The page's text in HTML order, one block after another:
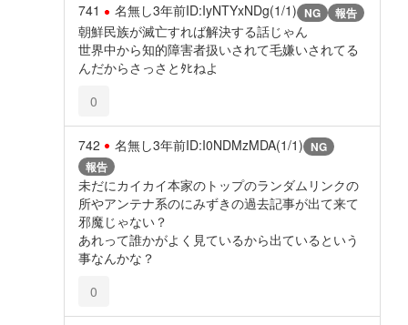
741 名無し3年前ID:IyNTYxNDg(1/1) NG 報告
朝鮮民族が滅亡すれば解決する話じゃん
世界中から知的障害者扱いされて毛嫌いされてる
んだからさっさとﾀﾋねよ
0
742 名無し3年前ID:I0NDMzMDA(1/1) NG
報告
未だにカイカイ本家のトップのランダムリンクの
所やアンテナ系のにみずきの過去記事が出て来て
邪魔じゃない？
あれって誰かがよく見ているから出ているという
事なんかな？
0